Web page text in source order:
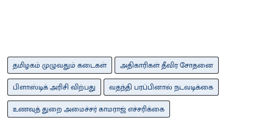
தமிழகம் முழுவதும் கடைகள்
அதிகாரிகள் தீவிர சோதனை
பிளாஸ்டிக் அரிசி விற்பது
வதந்தி பரப்பினால் நடவடிக்கை
உணவுத் துறை அமைச்சர் காமராஜ் எச்சரிக்கை